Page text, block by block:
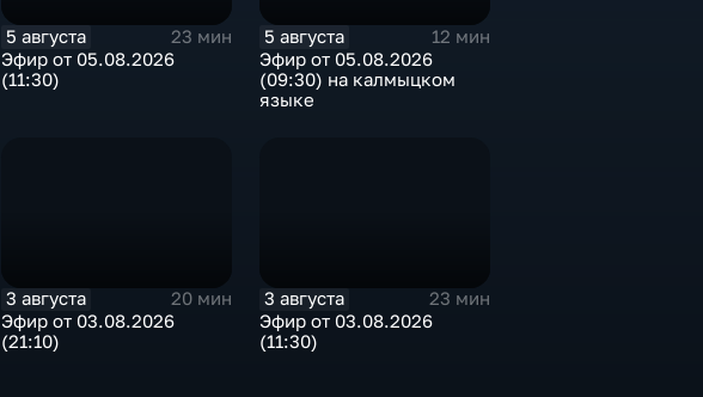
5 августа
23 мин
Эфир от 05.08.2026
(11:30)
5 августа
12 мин
Эфир от 05.08.2026
(09:30) на калмыцком
языке
3 августа
20 мин
Эфир от 03.08.2026
(21:10)
3 августа
23 мин
Эфир от 03.08.2026
(11:30)